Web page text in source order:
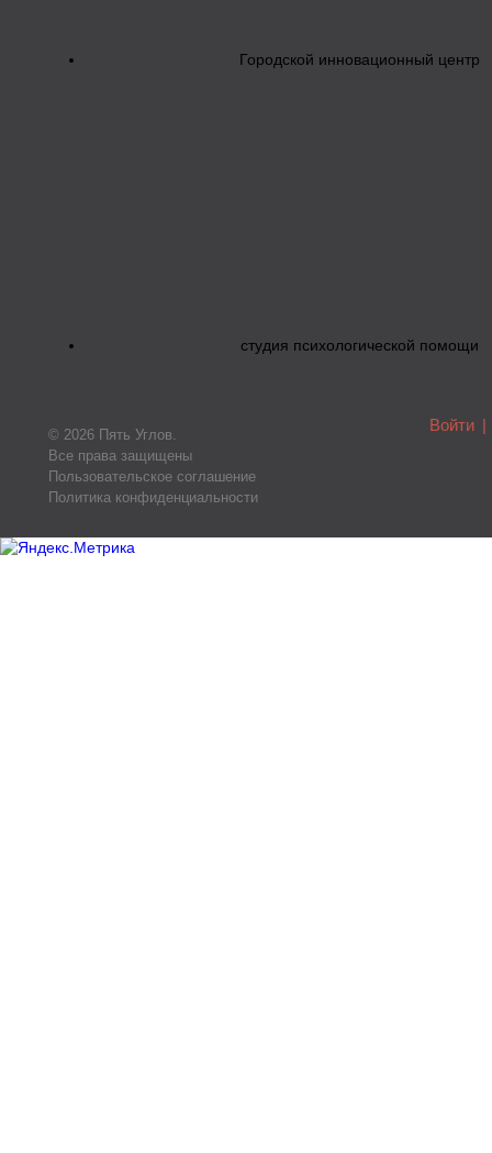
Городской инновационный центр
студия психологической помощи
© 2026 Пять Углов.
Все права защищены
Пользовательское соглашение
Политика конфиденциальности
Войти